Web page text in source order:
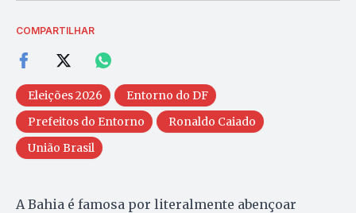
COMPARTILHAR
Eleições 2026
Entorno do DF
Prefeitos do Entorno
Ronaldo Caiado
União Brasil
A Bahia é famosa por literalmente abençoar